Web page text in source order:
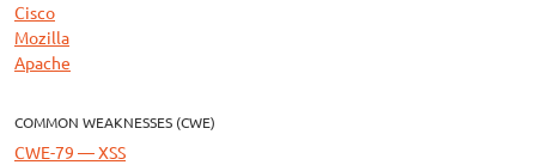
Cisco
Mozilla
Apache
COMMON WEAKNESSES (CWE)
CWE-79 — XSS